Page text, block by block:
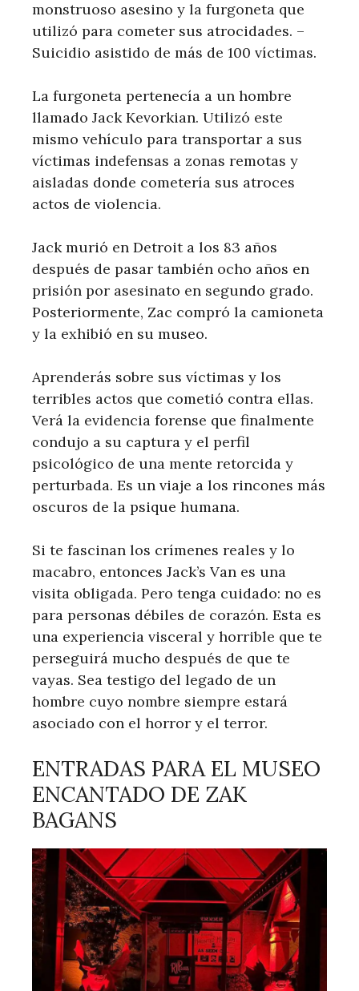
monstruoso asesino y la furgoneta que
utilizó para cometer sus atrocidades. –
Suicidio asistido de más de 100 víctimas.
La furgoneta pertenecía a un hombre
llamado Jack Kevorkian. Utilizó este
mismo vehículo para transportar a sus
víctimas indefensas a zonas remotas y
aisladas donde cometería sus atroces
actos de violencia.
Jack murió en Detroit a los 83 años
después de pasar también ocho años en
prisión por asesinato en segundo grado.
Posteriormente, Zac compró la camioneta
y la exhibió en su museo.
Aprenderás sobre sus víctimas y los
terribles actos que cometió contra ellas.
Verá la evidencia forense que finalmente
condujo a su captura y el perfil
psicológico de una mente retorcida y
perturbada. Es un viaje a los rincones más
oscuros de la psique humana.
Si te fascinan los crímenes reales y lo
macabro, entonces Jack’s Van es una
visita obligada. Pero tenga cuidado: no es
para personas débiles de corazón. Esta es
una experiencia visceral y horrible que te
perseguirá mucho después de que te
vayas. Sea testigo del legado de un
hombre cuyo nombre siempre estará
asociado con el horror y el terror.
ENTRADAS PARA EL MUSEO
ENCANTADO DE ZAK
BAGANS